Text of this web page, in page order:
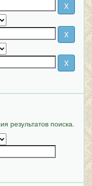
результатов поиска.